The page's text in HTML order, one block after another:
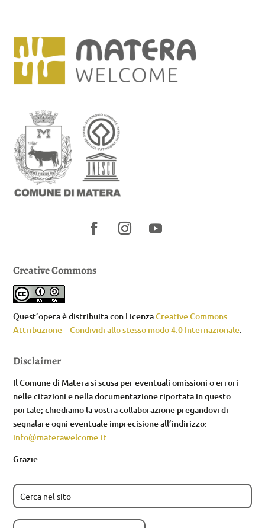
Creative Commons
Quest’opera è distribuita con LicenzaCreative Commons
Attribuzione – Condividi allo stesso modo 4.0 Internazionale.
Disclaimer
Il Comune di Matera si scusa per eventuali omissioni o errori
nelle citazioni e nella documentazione riportata in questo
portale; chiediamo la vostra collaborazione pregandovi di
segnalare ogni eventuale imprecisione all’indirizzo:
info@materawelcome.it
Grazie